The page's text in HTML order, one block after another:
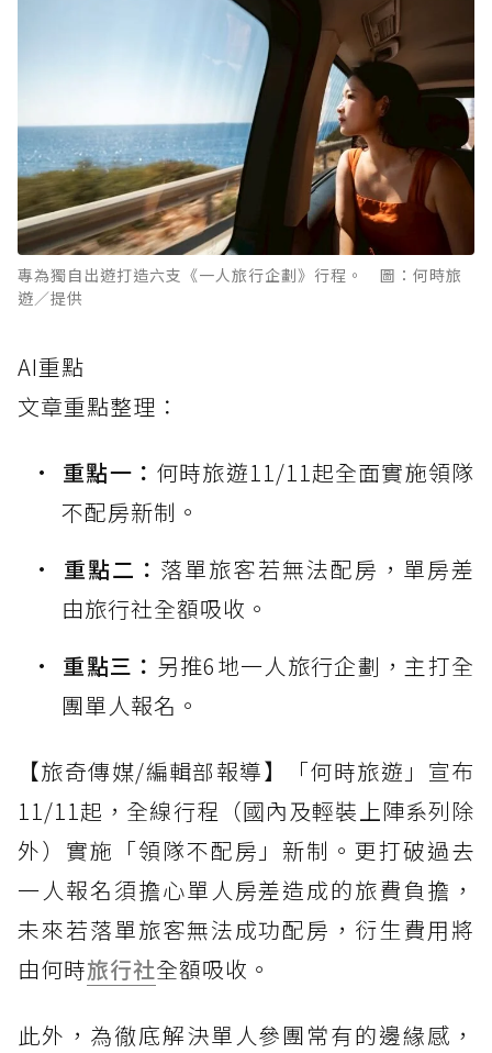
專為獨自出遊打造六支《一人旅行企劃》行程。 圖：何時旅
遊／提供
AI重點
文章重點整理：
重點一： 何時旅遊11/11起全面實施領隊
不配房新制。
重點二： 落單旅客若無法配房，單房差
由旅行社全額吸收。
重點三： 另推6地一人旅行企劃，主打全
團單人報名。
【旅奇傳媒/編輯部報導】「何時旅遊」宣布
11/11起，全線行程（國內及輕裝上陣系列除
外）實施「領隊不配房」新制。更打破過去
一人報名須擔心單人房差造成的旅費負擔，
未來若落單旅客無法成功配房，衍生費用將
由何時旅行社全額吸收。
此外，為徹底解決單人參團常有的邊緣感，